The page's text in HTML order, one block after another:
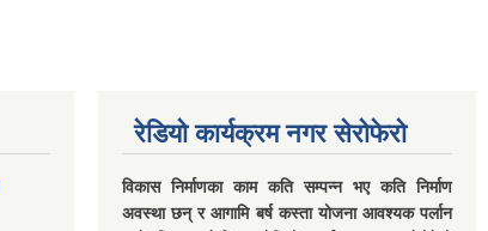
रेडियो कार्यक्रम नगर सेरोफेरो
विकास निर्माणका काम कति सम्पन्न भए कति निर्माण
अवस्था छन् र आगामि बर्ष कस्ता योजना आवश्यक पर्लान